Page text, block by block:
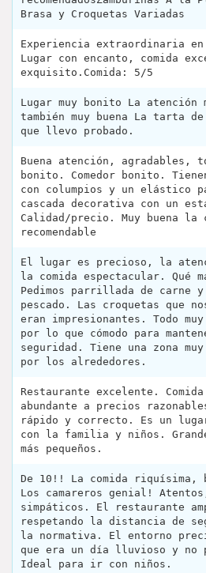
Brasa y Croquetas Variadas
Experiencia extraordinaria
Lugar con encanto, comida
exquisito.Comida: 5/5
Lugar muy bonito La atención
también muy buena La tarta
que llevo probado.
Buena atención, agradables,
bonito. Comedor bonito.
con columpios y un elástico
cascada decorativa con un
Calidad/precio. Muy buena la
recomendable
El lugar es precioso, la
la comida espectacular. Qué
Pedimos parrillada de carne
pescado. Las croquetas que
eran impresionantes. Todo
por lo que cómodo para
seguridad. Tiene una zona
por los alrededores.
Restaurante excelente.
abundante a precios
rápido y correcto. Es un
con la familia y niños.
más pequeños.
De 10!! La comida riquísima,
Los camareros genial!
simpáticos. El restaurante
respetando la distancia de
la normativa. El entorno
que era un día lluvioso y no
Ideal para ir con niños.